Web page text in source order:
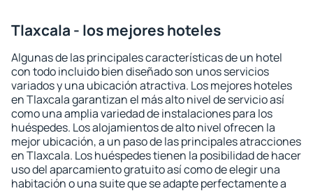
Tlaxcala - los mejores hoteles
Algunas de las principales características de un hotel
con todo incluido bien diseñado son unos servicios
variados y una ubicación atractiva. Los mejores hoteles
en Tlaxcala garantizan el más alto nivel de servicio así
como una amplia variedad de instalaciones para los
huéspedes. Los alojamientos de alto nivel ofrecen la
mejor ubicación, a un paso de las principales atracciones
en Tlaxcala. Los huéspedes tienen la posibilidad de hacer
uso del aparcamiento gratuito así como de elegir una
habitación o una suite que se adapte perfectamente a